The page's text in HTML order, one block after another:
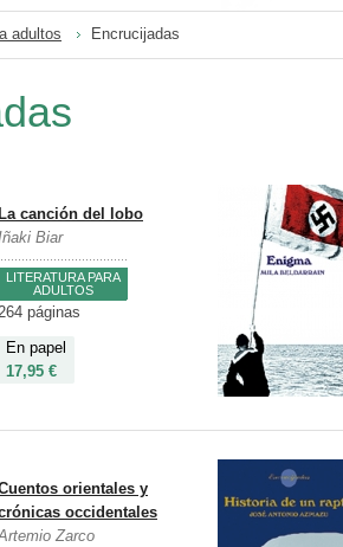
adultos Encrucijadas
La canción del lobo
Biar
LITERATURA PARA
ADULTOS
páginas
En papel
17,95 €
orientales y
occidentales
Zarco